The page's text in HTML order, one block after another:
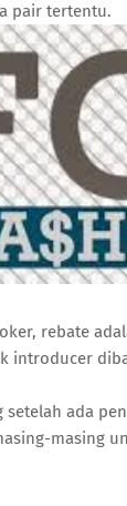
pair tertentu.
rebate
introducer
setelah ada
masing